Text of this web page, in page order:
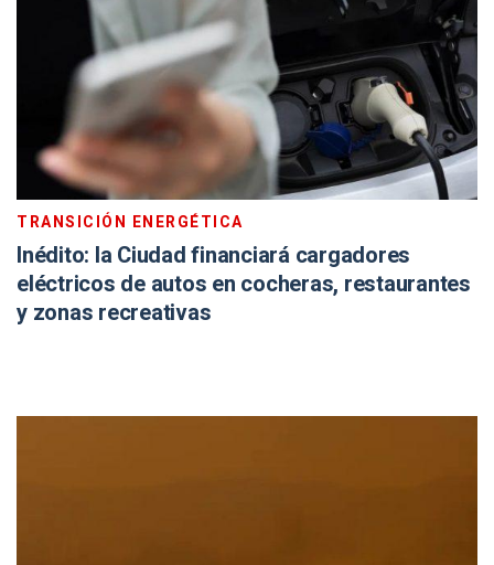
TRANSICIÓN ENERGÉTICA
Inédito: la Ciudad financiará cargadores
eléctricos de autos en cocheras, restaurantes
y zonas recreativas